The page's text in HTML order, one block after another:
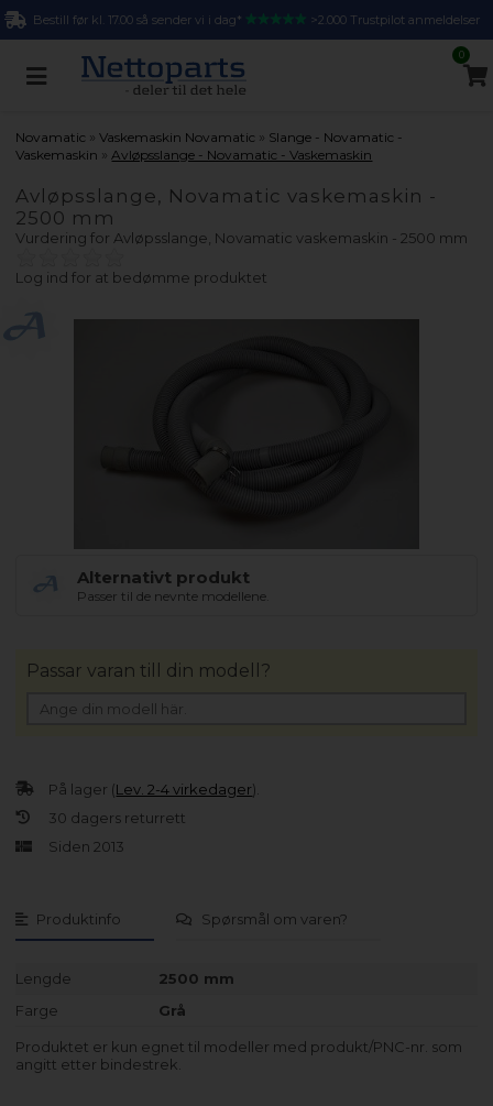
Bestill før kl. 17.00 så sender vi i dag* >2.000 Trustpilot anmeldelser
0
Novamatic »Vaskemaskin Novamatic » Slange - Novamatic -
Vaskemaskin » Avløpsslange - Novamatic - Vaskemaskin
Avløpsslange, Novamatic vaskemaskin -
2500 mm
Vurdering for Avløpsslange, Novamatic vaskemaskin - 2500 mm
Log ind for at bedømme produktet
Alternativt produkt
Passer til de nevnte modellene.
Produktinfo Spørsmål om varen?
Lengde
2500 mm
Farge
Grå
Produktet er kun egnet til modeller med produkt/PNC-nr. som
angitt etter bindestrek.
På lager (Lev. 2-4 virkedager).
30 dagers returrett
Siden 2013
Passar varan till din modell?